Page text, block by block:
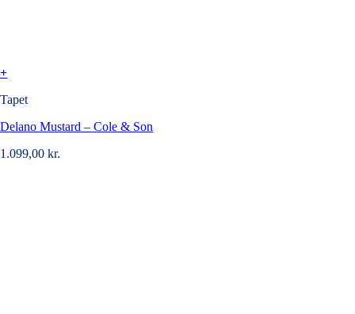
+
Tapet
Delano Mustard – Cole & Son
1.099,00 kr.